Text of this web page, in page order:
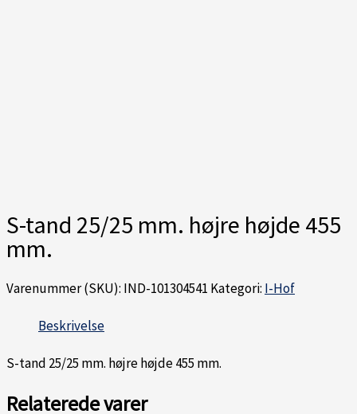
S-tand 25/25 mm. højre højde 455
mm.
Varenummer (SKU): IND-101304541 Kategori: I-Hof
Beskrivelse
S-tand 25/25 mm. højre højde 455 mm.
Relaterede varer